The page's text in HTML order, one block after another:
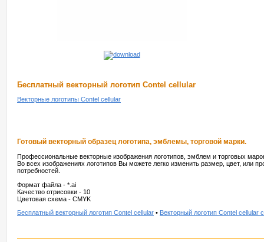
Бесплатный векторный логотип Contel cellular
Векторные логотипы Contel cellular
Готовый векторный образец логотипа, эмблемы, торговой марки.
Профессиональные векторные изображения логотипов, эмблем и торговых
Во всех изображениях логотипов Вы можете легко изменить размер, цвет, или
потребностей.
Формат файла - *.ai
Качество отрисовки - 10
Цветовая схема - CMYK
Бесплатный векторный логотип Contel cellular • Векторный логотип Contel cellular